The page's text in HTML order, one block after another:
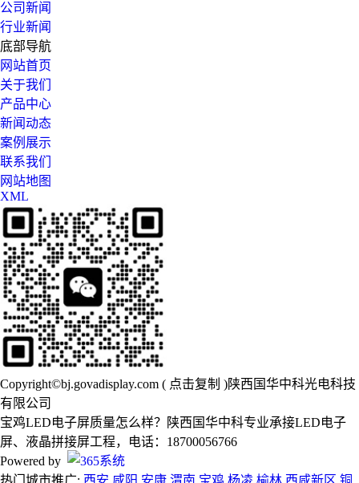
公司新闻
行业新闻
底部导航
网站首页
关于我们
产品中心
新闻动态
案例展示
联系我们
网站地图
XML
Copyright©bj.govadisplay.com ( 点击复制 )陕西国华中科光电科技
有限公司
宝鸡LED电子屏质量怎么样？陕西国华中科专业承接LED电子
屏、液晶拼接屏工程，电话：18700056766
Powered by
热门城市推广: 西安 咸阳 安康 渭南 宝鸡 杨凌 榆林 西咸新区 铜